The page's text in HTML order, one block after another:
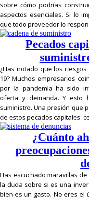
sobre cómo podrías
aspectos esenciales. Si lo
que todo proveedor lo
Pecados
¿Has notado que los
19? Muchos empresarios
por la pandemia ha sido
oferta y demanda. Y esto
suministro. Una presión que
de estos pecados capitales:
¿Cuánto
Has escuchado maravillas
la duda sobre si es una
bien es un gasto. No eres el